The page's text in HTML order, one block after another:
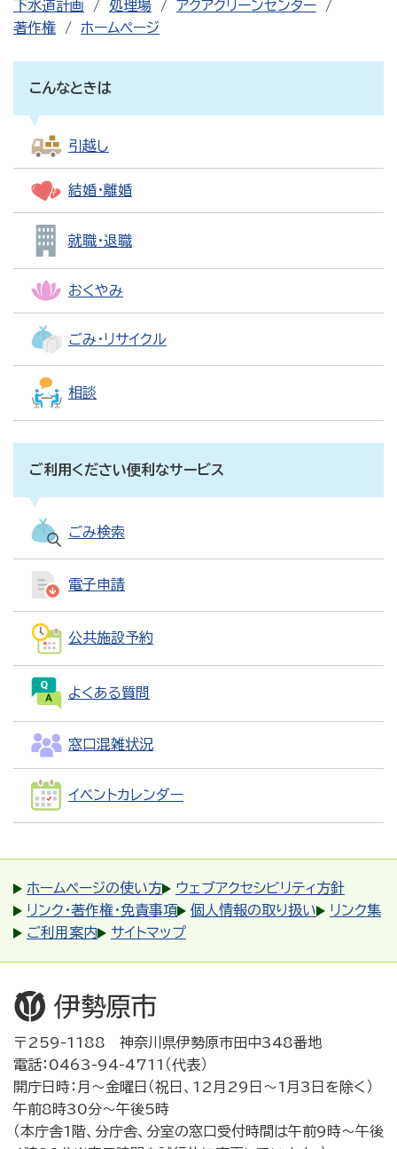
下水道計画
処理場
アクアクリーンセンター
著作権
ホームページ
こんなときは
引越し
結婚・離婚
就職・退職
おくやみ
ごみ・リサイクル
相談
ご利用ください便利なサービス
ごみ検索
電子申請
公共施設予約
よくある質問
窓口混雑状況
イベントカレンダー
ホームページの使い方
ウェブアクセシビリティ方針
リンク・著作権・免責事項
個人情報の取り扱い
リンク集
ご利用案内
サイトマップ
〒259-1188 神奈川県伊勢原市田中348番地
電話：0463-94-4711（代表）
開庁日時：月～金曜日（祝日、12月29日～1月3日を除く）
午前8時30分～午後5時
（本庁舎1階、分庁舎、分室の窓口受付時間は午前9時～午後